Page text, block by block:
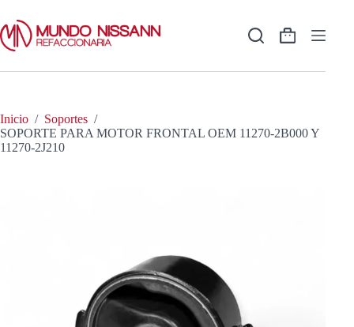
contenido
Shopping
Inicio / Soportes /
SOPORTE PARA MOTOR FRONTAL OEM 11270-2B000 Y
11270-2J210